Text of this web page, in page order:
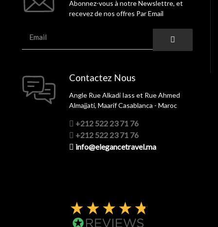
Abonnez-vous à notre Newslettre, et
recevez de nos offres Par Email
Contactez Nous
Angle Rue Alkadi Iass et Rue Ahmed
Almajjati, Maarif Casablanca - Maroc
+212 522 23 71 76
+212 522 23 71 76
info@elegancetravel.ma